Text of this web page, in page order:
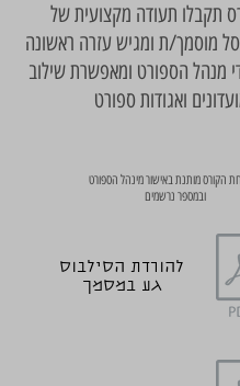
מוסמך/ת ומגיש עזרה ראשונה
מנהל הספורט ומאפשרת שילוב
ואגודות ספורט
הקורס מותנת באישור מינהל הספורט
ובמספר נרשמים
להורדת הסילבוס
גע במסמך